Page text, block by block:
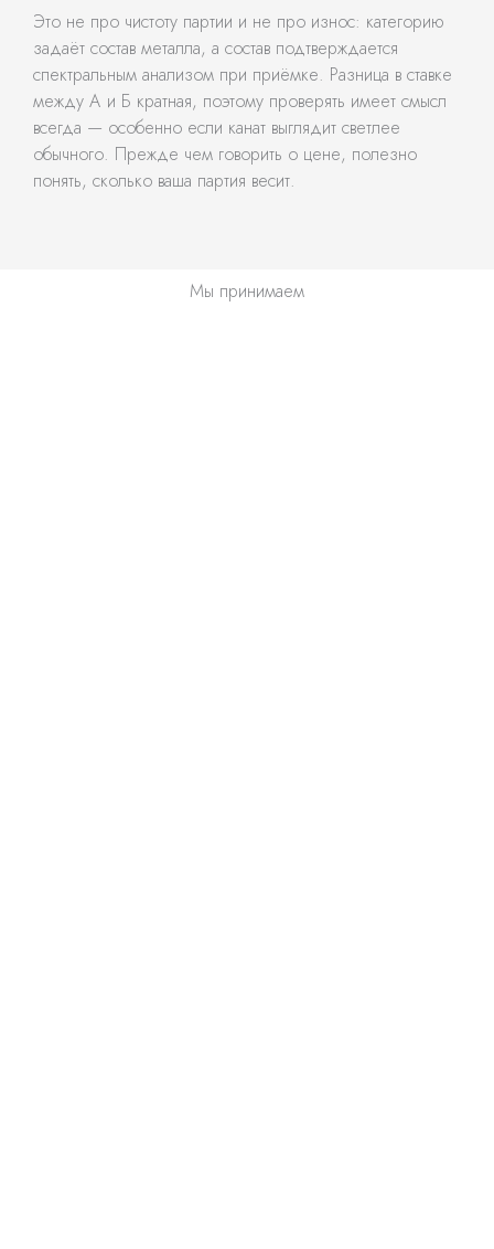
Это не про чистоту партии и не про износ: категорию
задаёт состав металла, а состав подтверждается
спектральным анализом при приёмке. Разница в ставке
между А и Б кратная, поэтому проверять имеет смысл
всегда — особенно если канат выглядит светлее
обычного. Прежде чем говорить о цене, полезно
понять, сколько ваша партия весит.
Мы принимаем